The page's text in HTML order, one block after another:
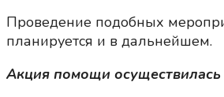
Проведение подобных
планируется и в дальнейшем.
Акция помощи осуществилась